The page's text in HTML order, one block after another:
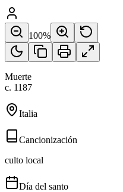
100%
Muerte
c. 1187
Italia
Cancionización
culto local
Día del santo